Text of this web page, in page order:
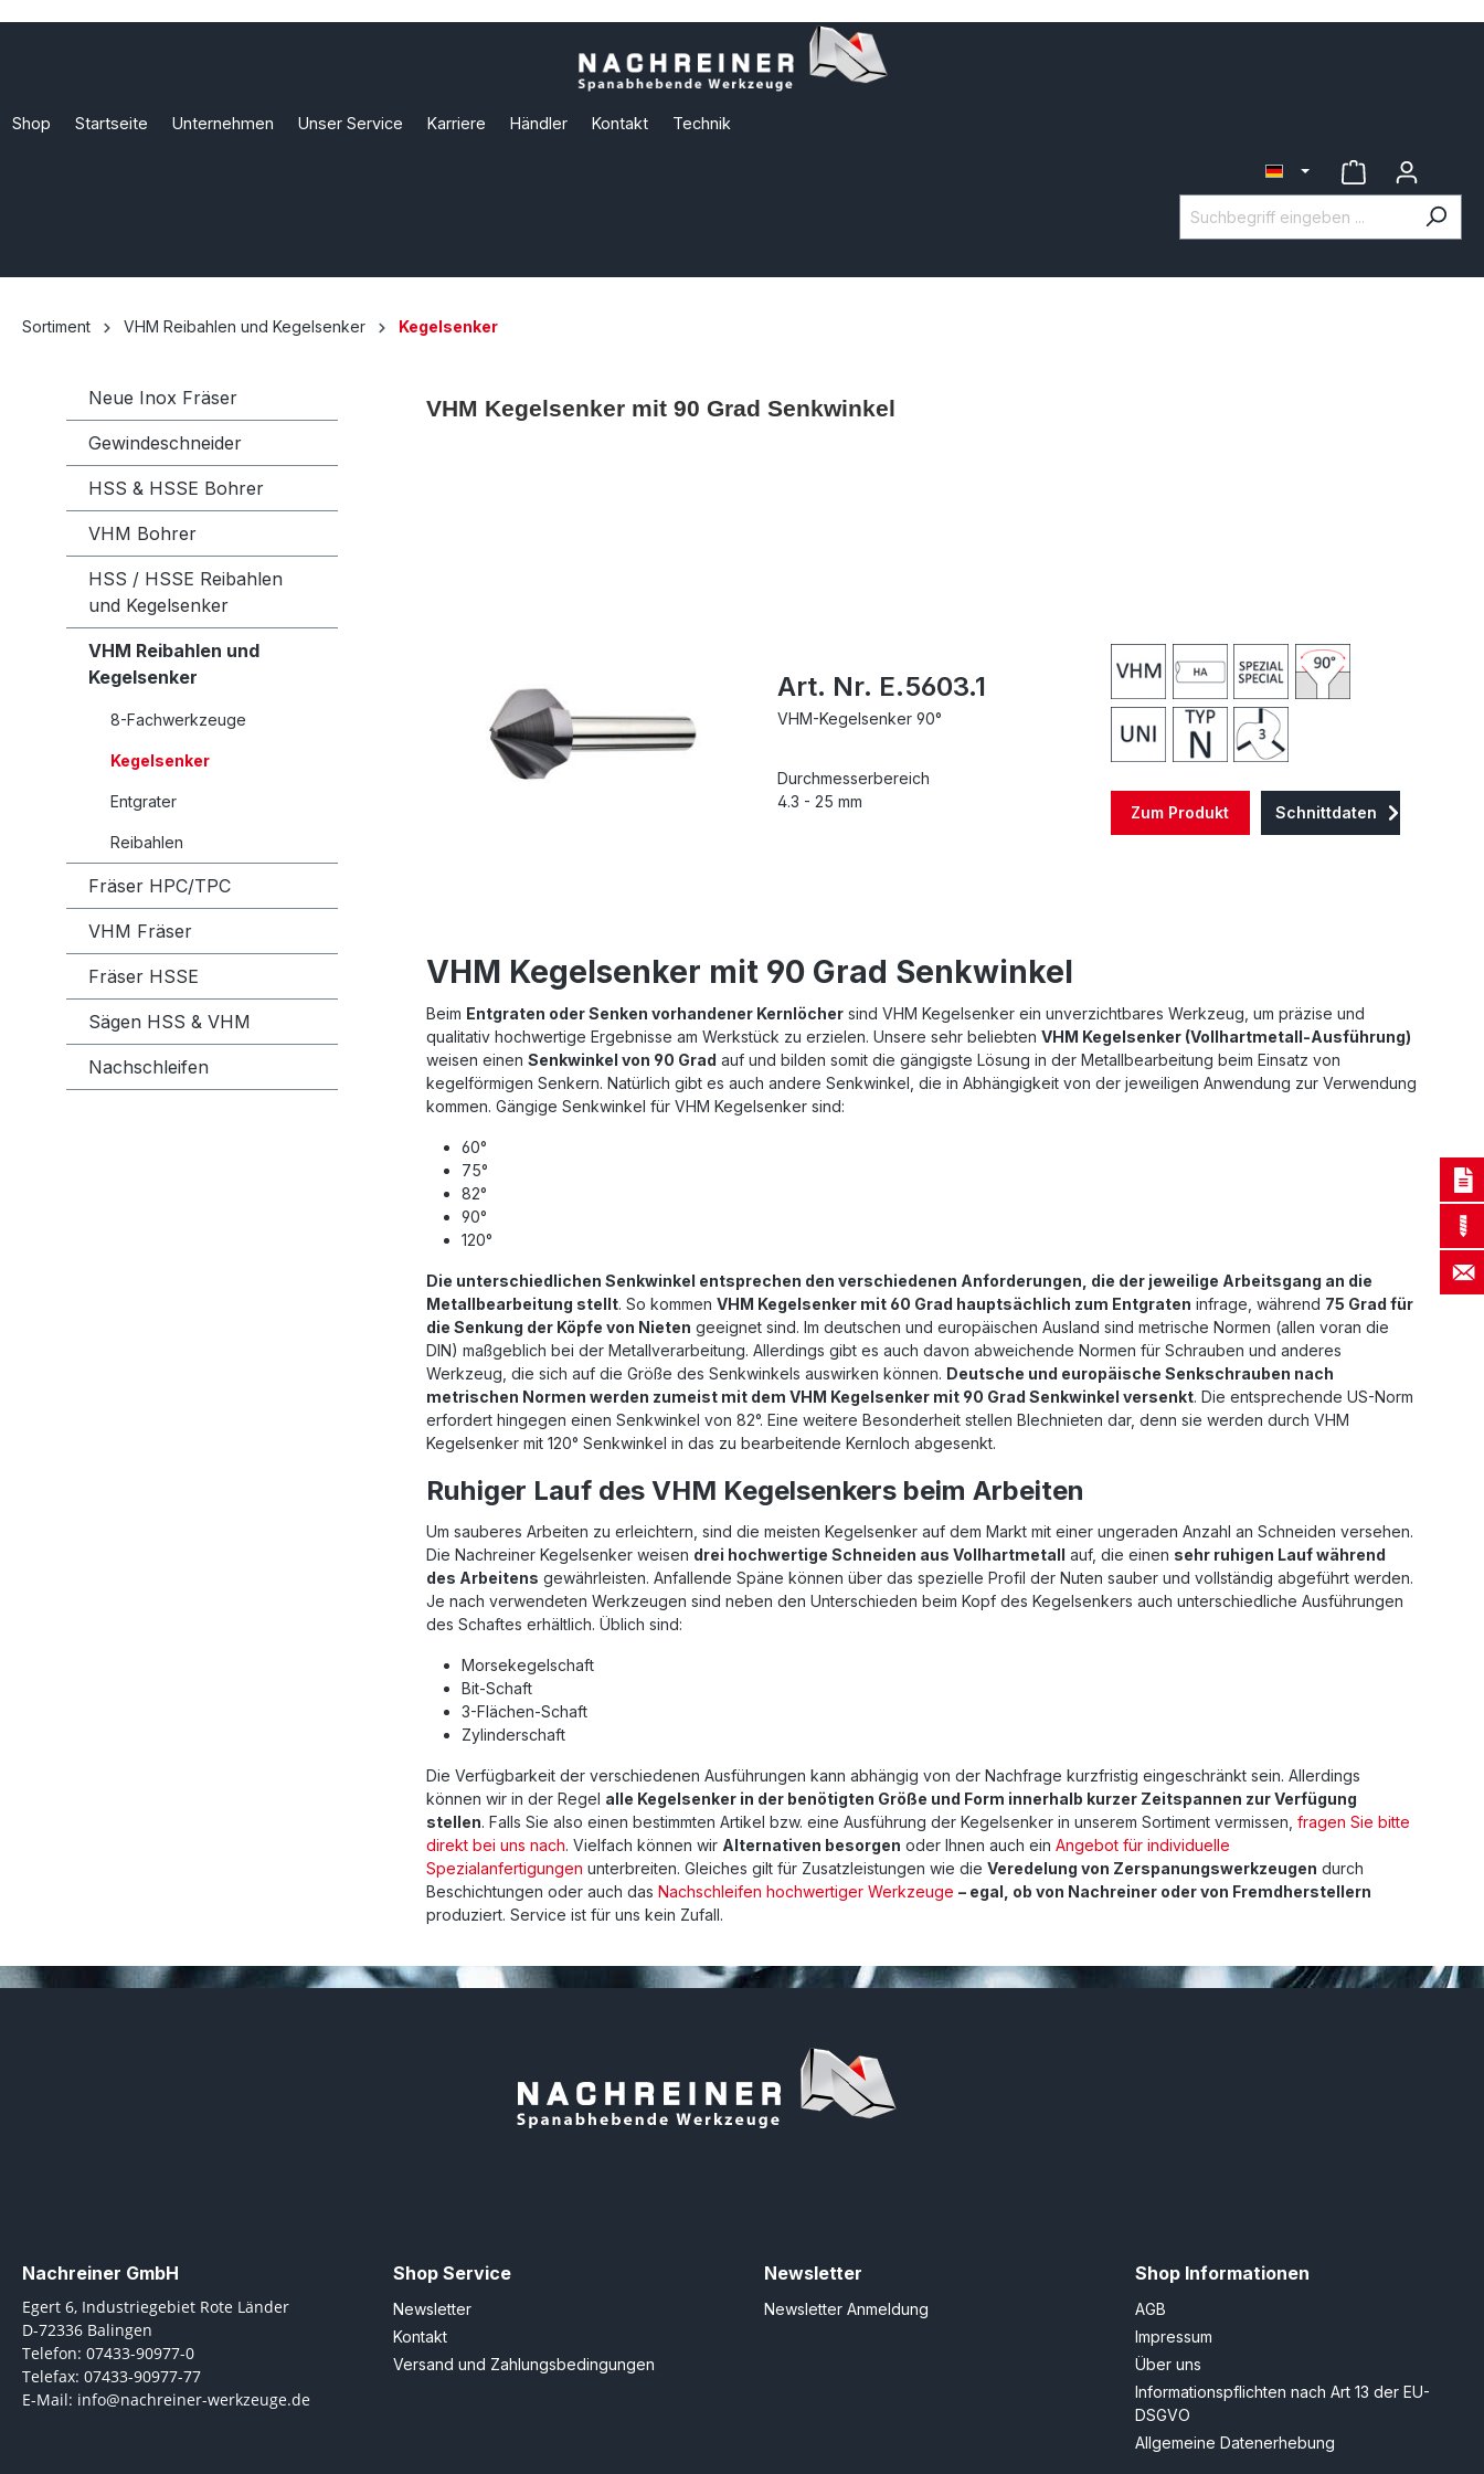
Shop Startseite Unternehmen Unser Service Karriere Händler Kontakt Technik
Sortiment VHM Reibahlen und Kegelsenker Kegelsenker
Neue Inox Fräser
Gewindeschneider
HSS & HSSE Bohrer
VHM Bohrer
HSS / HSSE Reibahlen
und Kegelsenker
VHM Reibahlen und
Kegelsenker
8-Fachwerkzeuge
Kegelsenker
Entgrater
Reibahlen
Fräser HPC/TPC
VHM Fräser
Fräser HSSE
Sägen HSS & VHM
Nachschleifen
VHM Kegelsenker mit 90 Grad Senkwinkel
Art. Nr. E.5603.1
VHM-Kegelsenker 90°
Durchmesserbereich
4.3 - 25 mm
Zum Produkt Schnittdaten
VHM Kegelsenker mit 90 Grad Senkwinkel
Beim Entgraten oder Senken vorhandener Kernlöcher sind VHM Kegelsenker ein unverzichtbares Werkzeug, um präzise und
qualitativ hochwertige Ergebnisse am Werkstück zu erzielen. Unsere sehr beliebten VHM Kegelsenker (Vollhartmetall-Ausführung)
weisen einen Senkwinkel von 90 Grad auf und bilden somit die gängigste Lösung in der Metallbearbeitung beim Einsatz von
kegelförmigen Senkern. Natürlich gibt es auch andere Senkwinkel, die in Abhängigkeit von der jeweiligen Anwendung zur Verwendung
kommen. Gängige Senkwinkel für VHM Kegelsenker sind:
60°
75°
82°
90°
120°
Die unterschiedlichen Senkwinkel entsprechen den verschiedenen Anforderungen, die der jeweilige Arbeitsgang an die
Metallbearbeitung stellt. So kommen VHM Kegelsenker mit 60 Grad hauptsächlich zum Entgraten infrage, während 75 Grad für
die Senkung der Köpfe von Nieten geeignet sind. Im deutschen und europäischen Ausland sind metrische Normen (allen voran die
DIN) maßgeblich bei der Metallverarbeitung. Allerdings gibt es auch davon abweichende Normen für Schrauben und anderes
Werkzeug, die sich auf die Größe des Senkwinkels auswirken können. Deutsche und europäische Senkschrauben nach
metrischen Normen werden zumeist mit dem VHM Kegelsenker mit 90 Grad Senkwinkel versenkt. Die entsprechende US-Norm
erfordert hingegen einen Senkwinkel von 82°. Eine weitere Besonderheit stellen Blechnieten dar, denn sie werden durch VHM
Kegelsenker mit 120° Senkwinkel in das zu bearbeitende Kernloch abgesenkt.
Ruhiger Lauf des VHM Kegelsenkers beim Arbeiten
Um sauberes Arbeiten zu erleichtern, sind die meisten Kegelsenker auf dem Markt mit einer ungeraden Anzahl an Schneiden versehen.
Die Nachreiner Kegelsenker weisen drei hochwertige Schneiden aus Vollhartmetall auf, die einen sehr ruhigen Lauf während
des Arbeitens gewährleisten. Anfallende Späne können über das spezielle Profil der Nuten sauber und vollständig abgeführt werden.
Je nach verwendeten Werkzeugen sind neben den Unterschieden beim Kopf des Kegelsenkers auch unterschiedliche Ausführungen
des Schaftes erhältlich. Üblich sind:
Morsekegelschaft
Bit-Schaft
3-Flächen-Schaft
Zylinderschaft
Die Verfügbarkeit der verschiedenen Ausführungen kann abhängig von der Nachfrage kurzfristig eingeschränkt sein. Allerdings
können wir in der Regel alle Kegelsenker in der benötigten Größe und Form innerhalb kurzer Zeitspannen zur Verfügung
stellen. Falls Sie also einen bestimmten Artikel bzw. eine Ausführung der Kegelsenker in unserem Sortiment vermissen, fragen Sie bitte
direkt bei uns nach. Vielfach können wir Alternativen besorgen oder Ihnen auch ein Angebot für individuelle
Spezialanfertigungen unterbreiten. Gleiches gilt für Zusatzleistungen wie die Veredelung von Zerspanungswerkzeugen durch
Beschichtungen oder auch das Nachschleifen hochwertiger Werkzeuge – egal, ob von Nachreiner oder von Fremdherstellern
produziert. Service ist für uns kein Zufall.
Nachreiner GmbH
Egert 6, Industriegebiet Rote Länder
D-72336 Balingen
Telefon: 07433-90977-0
Telefax: 07433-90977-77
E-Mail: info@nachreiner-werkzeuge.de
Shop Service
Newsletter
Kontakt
Versand und Zahlungsbedingungen
Newsletter
Newsletter Anmeldung
Shop Informationen
AGB
Impressum
Über uns
Informationspflichten nach Art 13 der EU-
DSGVO
Allgemeine Datenerhebung